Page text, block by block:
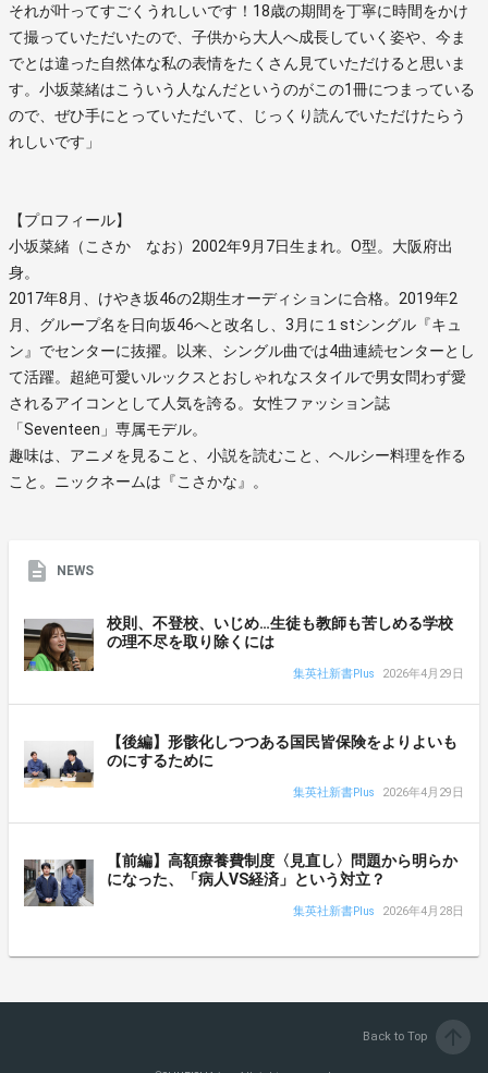
それが叶ってすごくうれしいです！18歳の期間を丁寧に時間をかけ
て撮っていただいたので、子供から大人へ成長していく姿や、今ま
でとは違った自然体な私の表情をたくさん見ていただけると思いま
す。小坂菜緒はこういう人なんだというのがこの1冊につまっている
ので、ぜひ手にとっていただいて、じっくり読んでいただけたらう
れしいです」
【プロフィール】
小坂菜緒（こさか なお）2002年9月7日生まれ。O型。大阪府出
身。
2017年8月、けやき坂46の2期生オーディションに合格。2019年2
月、グループ名を日向坂46へと改名し、3月に１stシングル『キュ
ン』でセンターに抜擢。以来、シングル曲では4曲連続センターとし
て活躍。超絶可愛いルックスとおしゃれなスタイルで男女問わず愛
されるアイコンとして人気を誇る。女性ファッション誌
「Seventeen」専属モデル。
趣味は、アニメを見ること、小説を読むこと、ヘルシー料理を作る
こと。ニックネームは『こさかな』。
NEWS
校則、不登校、いじめ…生徒も教師も苦しめる学校
の理不尽を取り除くには
集英社新書Plus 2026年4月29日
【後編】形骸化しつつある国民皆保険をよりよいも
のにするために
集英社新書Plus 2026年4月29日
【前編】高額療養費制度〈見直し〉問題から明らか
になった、「病人VS経済」という対立？
集英社新書Plus 2026年4月28日
Back to Top